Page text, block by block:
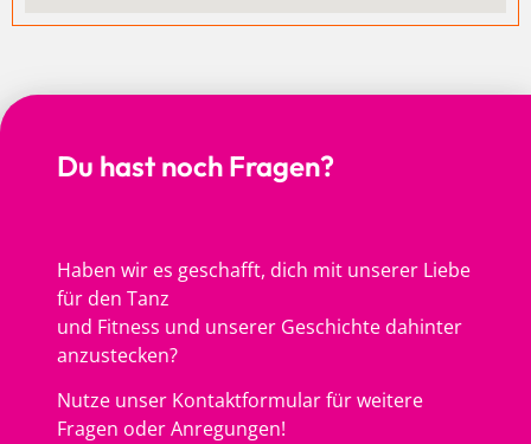
Du hast noch Fragen?
Haben wir es geschafft, dich mit unserer Liebe
für den Tanz
und Fitness und unserer Geschichte dahinter
anzustecken?
Nutze unser Kontaktformular für weitere
Fragen oder Anregungen!